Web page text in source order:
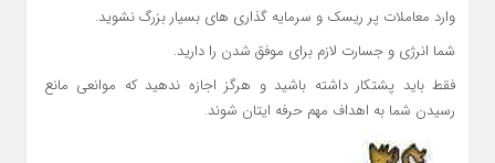
وارد معاملات پر ریسک و سرمایه گذاری های بسیار بزرگ نشوید.
شما انرژی و جسارت لازم برای موفق شدن را دارید.
فقط باید پشتکار داشته باشید و هرگز اجازه ندهید که موانعی مانع
رسیدن شما به اهداف مهم حرفه ایتان شوند.